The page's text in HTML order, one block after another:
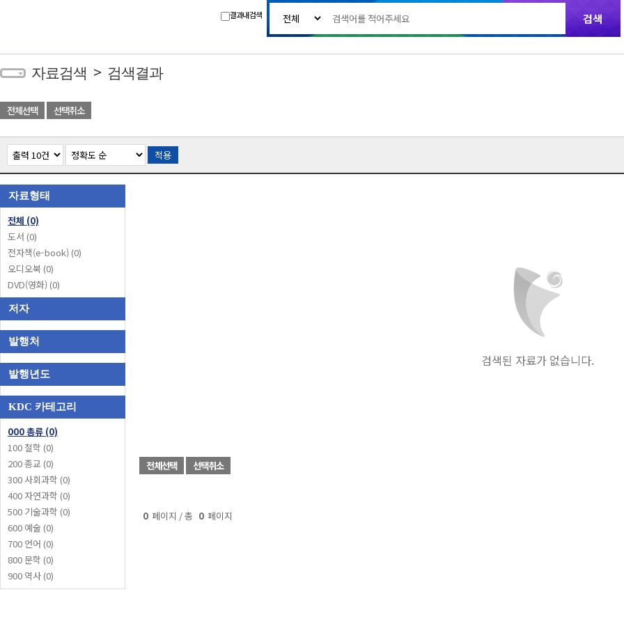
결과내 검색
자료검색 > 검색결과
전체선택 선택취소
적용
자료형태
전체 (0)
도서 (0)
전자책(e-book) (0)
오디오북 (0)
DVD(영화) (0)
저자
발행처
발행년도
KDC 카테고리
000 총류 (0)
100 철학 (0)
200 종교 (0)
300 사회과학 (0)
400 자연과학 (0)
500 기술과학 (0)
600 예술 (0)
700 언어 (0)
800 문학 (0)
900 역사 (0)
검색된 자료가 없습니다.
전체선택 선택취소
0 페이지 / 총 0 페이지